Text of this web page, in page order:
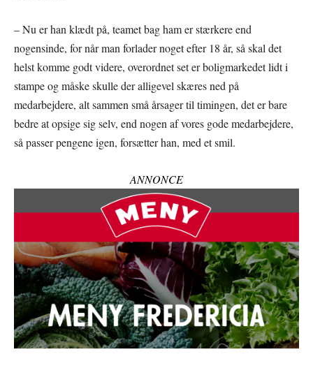
– Nu er han klædt på, teamet bag ham er stærkere end
nogensinde, for når man forlader noget efter 18 år, så skal det
helst komme godt videre, overordnet set er boligmarkedet lidt i
stampe og måske skulle der alligevel skæres ned på
medarbejdere, alt sammen små årsager til timingen, det er bare
bedre at opsige sig selv, end nogen af vores gode medarbejdere,
så passer pengene igen, forsætter han, med et smil.
ANNONCE